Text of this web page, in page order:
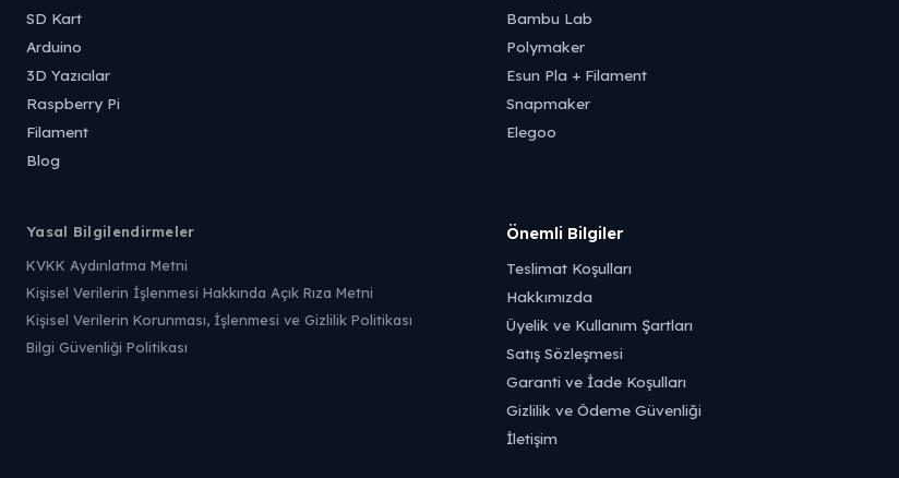
SD Kart
Arduino
3D Yazıcılar
Raspberry Pi
Filament
Blog
Bambu Lab
Polymaker
Esun Pla + Filament
Snapmaker
Elegoo
Yasal Bilgilendirmeler
KVKK Aydınlatma Metni
Kişisel Verilerin İşlenmesi Hakkında Açık Rıza Metni
Kişisel Verilerin Korunması, İşlenmesi ve Gizlilik Politikası
Bilgi Güvenliği Politikası
Önemli Bilgiler
Teslimat Koşulları
Hakkımızda
Üyelik ve Kullanım Şartları
Satış Sözleşmesi
Garanti ve İade Koşulları
Gizlilik ve Ödeme Güvenliği
İletişim